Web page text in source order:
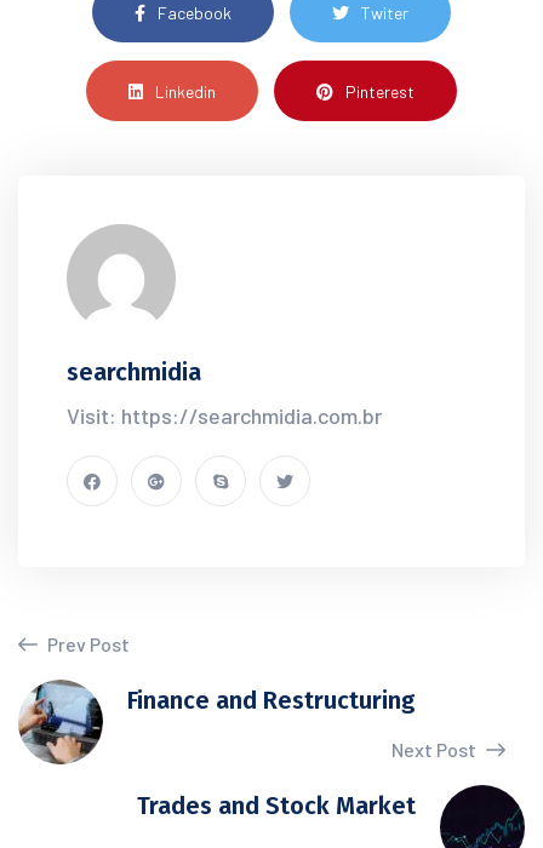
Facebook Twiter
Linkedin Pinterest
searchmidia
Visit: https://searchmidia.com.br
Prev Post
Finance and Restructuring
Next Post
Trades and Stock Market